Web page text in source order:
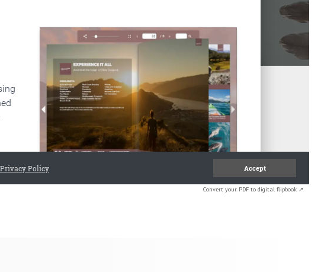
Convert your PDF to digital flipbook ↗